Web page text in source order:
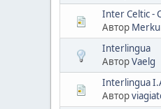
Inter Celtic -
Автор
Interlingua
АвторVaelg
Interlingua
Автор